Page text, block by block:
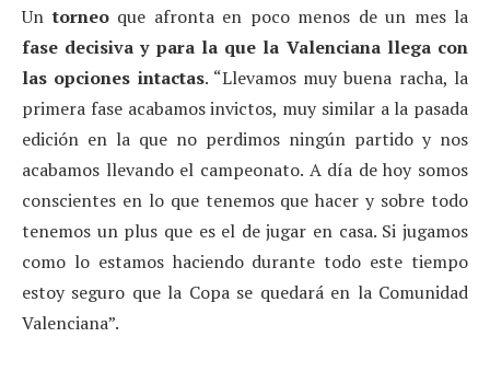
Untorneoque afronta en poco menos de un mes la
fase decisiva y para la que la Valenciana llega con
las opciones intactas. “Llevamos muy buena racha, la
primera fase acabamos invictos, muy similar a la pasada
edición en la que no perdimos ningún partido y nos
acabamos llevando el campeonato. A día de hoy somos
conscientes en lo que tenemos que hacer y sobre todo
tenemos un plus que es el de jugar en casa. Si jugamos
como lo estamos haciendo durante todo este tiempo
estoy seguro que la Copa se quedará en la Comunidad
Valenciana”.